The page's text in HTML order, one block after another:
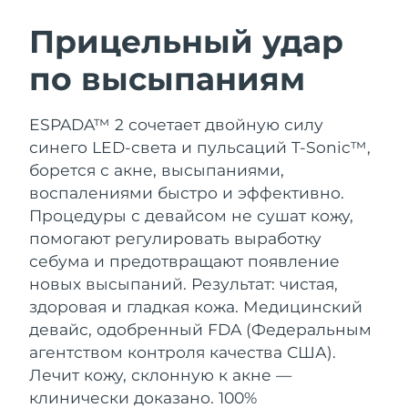
Прицельный удар
по высыпаниям
ESPADA™ 2 сочетает двойную силу
синего LED-света и пульсаций T-Sonic™,
борется с акне, высыпаниями,
воспалениями быстро и эффективно.
Процедуры с девайсом не сушат кожу,
помогают регулировать выработку
себума и предотвращают появление
новых высыпаний. Результат: чистая,
здоровая и гладкая кожа. Медицинский
девайс, одобренный FDA (Федеральным
агентством контроля качества США).
Лечит кожу, склонную к акне —
клинически доказано. 100%
LUNA™ 4 набор
Anti-aging massage
LUNA™ 4 Plus
Massage, LED heating
LUNA™ 4 Men
For men, anti-aging massage
BEAR™ 2 набор
Microcurrent toning
BEAR™ 2 go
Microcurrent toning on-the-go
BEAR™ 2 eyes & lips
Microcurrent line smoothing device
Увлажнение
UFO™ 3 набор
Deep facial hydration
UFO™ 3 LED
Near-infrared and red light therapy
device
Забота о полости рта
issa™ 4
Hybrid silicone sonic toothbrush
issa™ 4 plus
Smart hybrid silicone sonic toothbrush
FAQ™ АНТИВОЗРАСТНОЙ УХОД
Омоложение LED-процедуры
NEW
Австралия
Ожидаемая дата доставки
Ожидаемая дата доставки
8/9/26
Бахрейн
Ожидаемая дата доставки
8/10/26
Бельгия
Ожидаемая дата доставки
Бермудские о-ва
Ожидаемая дата доставки
8/15/26
Босния и
Герцеговина
Ожидаемая дата доставки